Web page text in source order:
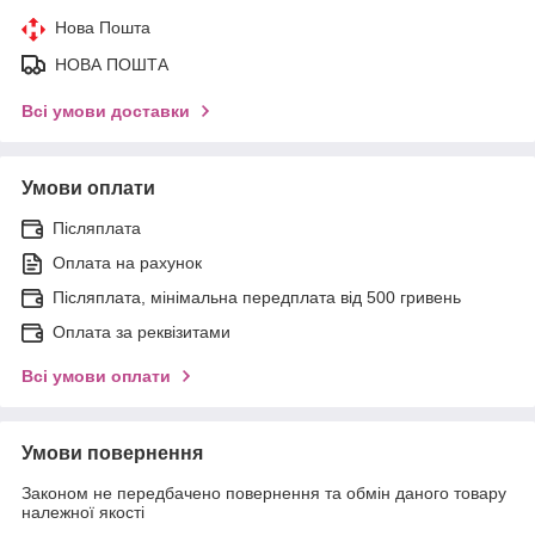
Нова Пошта
НОВА ПОШТА
Всі умови доставки
Умови оплати
Післяплата
Оплата на рахунок
Післяплата, мінімальна передплата від 500 гривень
Оплата за реквізитами
Всі умови оплати
Умови повернення
Законом не передбачено повернення та обмін даного товару
належної якості